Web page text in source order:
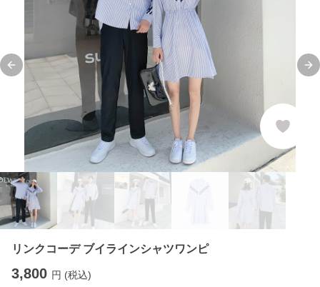
Previous slide
リンクコーデ ブイラインシャツワンピ
3,800 円 (税込)